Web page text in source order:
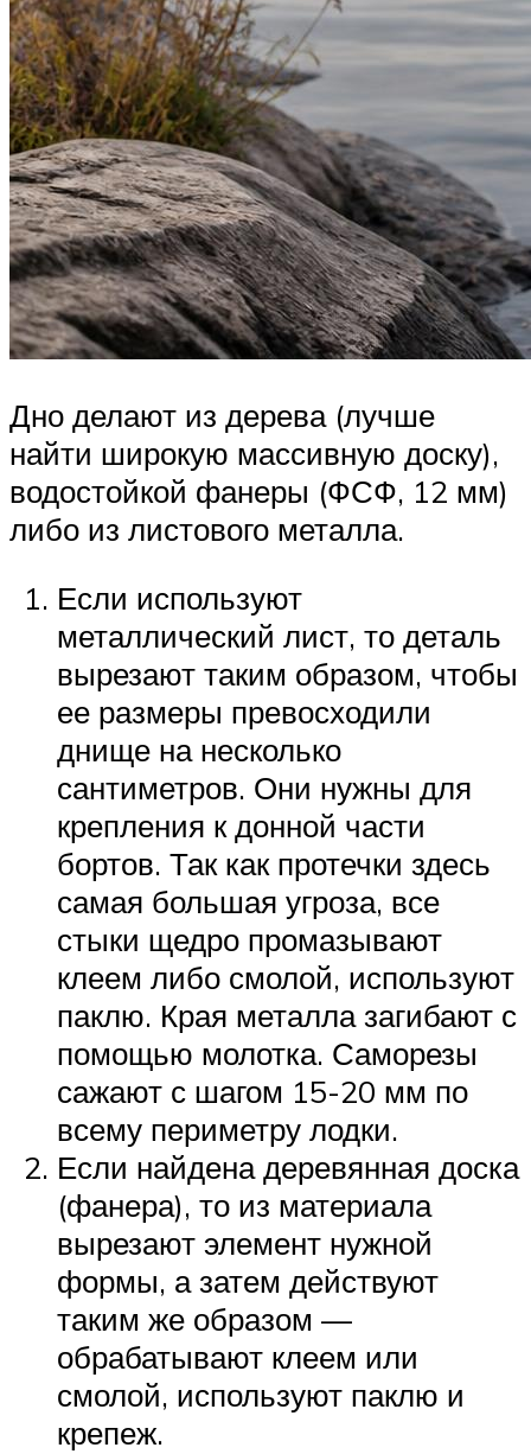
Дно делают из дерева (лучше
найти широкую массивную доску),
водостойкой фанеры (ФСФ, 12 мм)
либо из листового металла.
Если используют
металлический лист, то деталь
вырезают таким образом, чтобы
ее размеры превосходили
днище на несколько
сантиметров. Они нужны для
крепления к донной части
бортов. Так как протечки здесь
самая большая угроза, все
стыки щедро промазывают
клеем либо смолой, используют
паклю. Края металла загибают с
помощью молотка. Саморезы
сажают с шагом 15-20 мм по
всему периметру лодки.
Если найдена деревянная доска
(фанера), то из материала
вырезают элемент нужной
формы, а затем действуют
таким же образом —
обрабатывают клеем или
смолой, используют паклю и
крепеж.